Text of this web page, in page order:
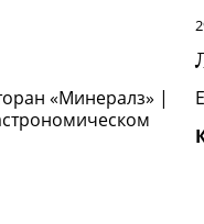
«Минералз» |